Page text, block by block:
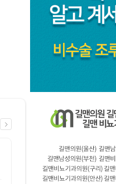
리플(XRP),
지선 시험대…
간이 분기점